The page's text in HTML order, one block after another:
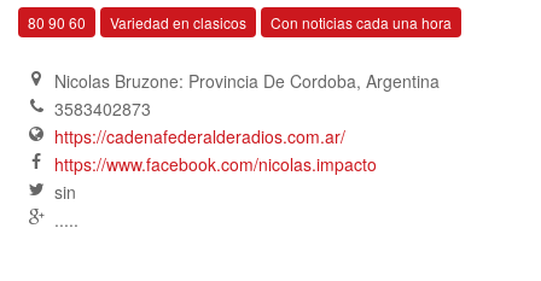
80 90 60 Variedad en clasicos Con noticias cada una hora
Nicolas Bruzone: Provincia De Cordoba, Argentina
3583402873
https://cadenafederalderadios.com.ar/
https://www.facebook.com/nicolas.impacto
sin
.....